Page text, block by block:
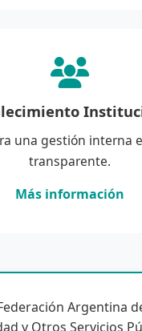
una gestión interna
transparente.
Más información
Argentina
y Otros Servicios